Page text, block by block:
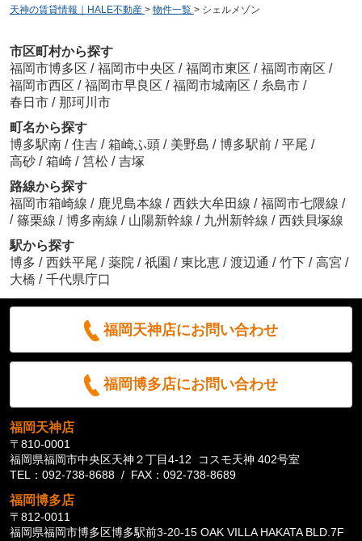
天神の賃貸情報｜HALE不動産 > 物件一覧 > シェルメゾン
市区町村から探す
福岡市博多区 / 福岡市中央区 / 福岡市東区 / 福岡市南区 /
福岡市西区 / 福岡市早良区 / 福岡市城南区 / 糸島市 /
春日市 / 那珂川市
町名から探す
博多駅南 / 住吉 / 箱崎ふ頭 / 美野島 / 博多駅前 / 平尾 /
高砂 / 箱崎 / 筥松 / 吉塚
路線から探す
福岡市箱崎線 / 鹿児島本線 / 西鉄大牟田線 / 福岡市七隈線 /
/ 篠栗線 / 博多南線 / 山陽新幹線 / 九州新幹線 / 西鉄貝塚線
駅から探す
博多 / 西鉄平尾 / 薬院 / 祇園 / 東比恵 / 渡辺通 / 竹下 / 高宮 /
大橋 / 千代県庁口
福岡天神店にお問い合わせ
福岡博多店にお問い合わせ
福岡天神店
〒810-0001
福岡県福岡市中央区天神２丁目4-12 コスモ天神 402号室
TEL：092-738-8688 / FAX：092-738-8689
福岡博多店
〒812-0011
福岡県福岡市博多区博多駅前3-20-15 OAK VILLA HAKATA BLD.7F